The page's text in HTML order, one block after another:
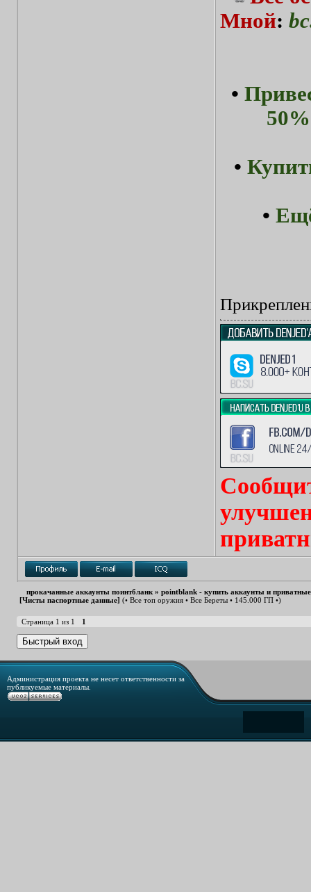
Мной:
•
•
•
прокачанные аккаунты поинтбланк » pointblank - купить аккаунты и
[Чисты паспортные данные] (• Все топ оружия • Все Береты • 145.000 ГП •)
Страница 1 из 1 1
Администрация проекта не несет ответственности за
публикуемые материалы.